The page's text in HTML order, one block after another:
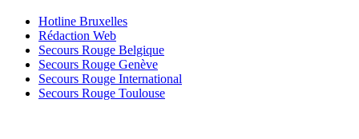
Hotline Bruxelles
Rédaction Web
Secours Rouge Belgique
Secours Rouge Genève
Secours Rouge International
Secours Rouge Toulouse